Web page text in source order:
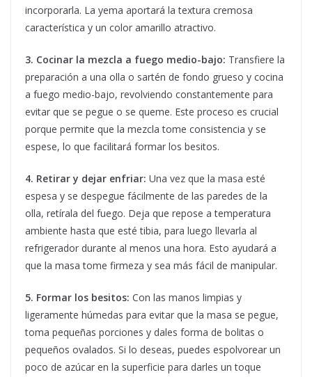
incorporarla. La yema aportará la textura cremosa
característica y un color amarillo atractivo.
3. Cocinar la mezcla a fuego medio-bajo: Transfiere la
preparación a una olla o sartén de fondo grueso y cocina
a fuego medio-bajo, revolviendo constantemente para
evitar que se pegue o se queme. Este proceso es crucial
porque permite que la mezcla tome consistencia y se
espese, lo que facilitará formar los besitos.
4. Retirar y dejar enfriar: Una vez que la masa esté
espesa y se despegue fácilmente de las paredes de la
olla, retírala del fuego. Deja que repose a temperatura
ambiente hasta que esté tibia, para luego llevarla al
refrigerador durante al menos una hora. Esto ayudará a
que la masa tome firmeza y sea más fácil de manipular.
5. Formar los besitos: Con las manos limpias y
ligeramente húmedas para evitar que la masa se pegue,
toma pequeñas porciones y dales forma de bolitas o
pequeños ovalados. Si lo deseas, puedes espolvorear un
poco de azúcar en la superficie para darles un toque